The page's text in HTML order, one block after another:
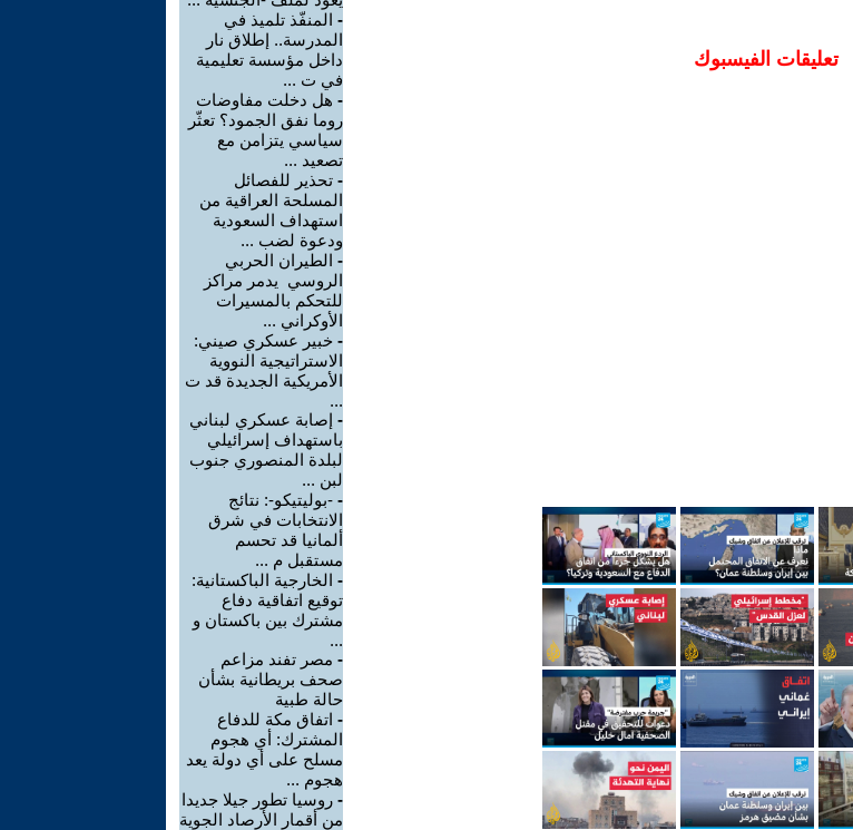
تعليقات الفيسبوك
- المنفّذ تلميذ في
المدرسة.. إطلاق نار
داخل مؤسسة تعليمية
في ت ...
- هل دخلت مفاوضات
روما نفق الجمود؟ تعثّر
سياسي يتزامن مع
تصعيد ...
- تحذير للفصائل
المسلحة العراقية من
استهداف السعودية
ودعوة لضب ...
- الطيران الحربي
الروسي يدمر مراكز
للتحكم بالمسيرات
الأوكراني ...
- خبير عسكري صيني:
الاستراتيجية النووية
الأمريكية الجديدة قد ت
...
- إصابة عسكري لبناني
باستهداف إسرائيلي
لبلدة المنصوري جنوب
لبن ...
- -بوليتيكو-: نتائج
الانتخابات في شرق
ألمانيا قد تحسم
مستقبل م ...
- الخارجية الباكستانية:
توقيع اتفاقية دفاع
مشترك بين باكستان و
...
- مصر تفند مزاعم
صحف بريطانية بشأن
حالة طبية
- ‏اتفاق مكة للدفاع
المشترك: أي هجوم
مسلح على أي دولة يعد
هجوم ...
- روسيا تطور جيلا جديدا
من أقمار الأرصاد الجوية